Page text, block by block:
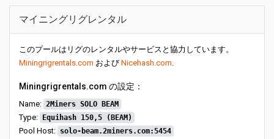
マイニングリグレンタル
このプールはリグのレンタルやサービスと協力しています。
Miningrigrentals.com および Nicehash.com.
Miningrigrentals.com の設定：
Name: 2Miners SOLO BEAM
Type: Equihash 150,5 (BEAM)
Pool Host: solo-beam.2miners.com:5454